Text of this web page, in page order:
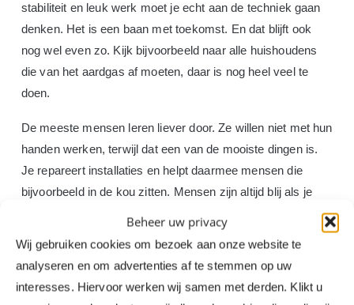
Beheer uw privacy
Wij gebruiken cookies om bezoek aan onze website te
analyseren en om advertenties af te stemmen op uw
interesses. Hiervoor werken wij samen met derden. Klikt u
stabiliteit en leuk werk moet je echt aan de techniek gaan
denken. Het is een baan met toekomst. En dat blijft ook
nog wel even zo. Kijk bijvoorbeeld naar alle huishoudens
die van het aardgas af moeten, daar is nog heel veel te
doen.
De meeste mensen leren liever door. Ze willen niet met hun
handen werken, terwijl dat een van de mooiste dingen is.
Je repareert installaties en helpt daarmee mensen die
bijvoorbeeld in de kou zitten. Mensen zijn altijd blij als je
geweest bent en alles weer werkt. Heel anders dan de
Ik vind het natuurlijk vervelend dat er zo’n groot tekort is in
de horeca, maar schuldig over overstappen voel ik mij niet.